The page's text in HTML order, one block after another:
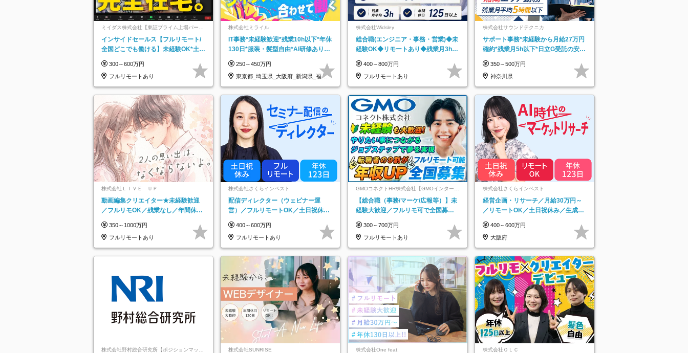
ミイダス株式会社【東証プライム上場パーソ
インサイドセールス【フルリモート/
全国どこでも働ける】未経験OK*土日
300～600万円
フルリモートあり
株式会社ミライル
IT事務*未経験歓迎*残業10h以下*年休
130日*服装・髪型自由*AI研修あり*
250～450万円
東京都_埼玉県_大阪府_新潟県_福岡
県
株式会社Widsley
総合職(エンジニア・事務・営業)◆未
経験OK◆リモートあり◆残業月3h◆
400～800万円
フルリモートあり
株式会社サウンドテクニカ
サポート事務*未経験から月給27万円
確約*残業月5h以下*日立G受託の安定
350～500万円
神奈川県
株式会社ＬＩＶＥ ＵＰ
動画編集クリエイター★未経験歓迎
／フルリモOK／残業なし／年間休日
実で安心
350～1000万円
フルリモートあり
株式会社さくらインベスト
配信ディレクター（ウェビナー運
営）／フルリモートOK／土日祝休み
400～600万円
フルリモートあり
GMOコネクトHR株式会社【GMOインターネ
ットグループ】
【総合職（事務/マーケ/広報等）】未
経験大歓迎／フルリモ可で全国募
★
300～700万円
フルリモートあり
株式会社さくらインベスト
経営企画・リサーチ／月給30万円～
／リモートOK／土日祝休み／生成AI
400～600万円
大阪府
株式会社野村総合研究所【ポジションマッチ 株式会社SUNRISE 株式会社One feat. 株式会社ＯＬＣ